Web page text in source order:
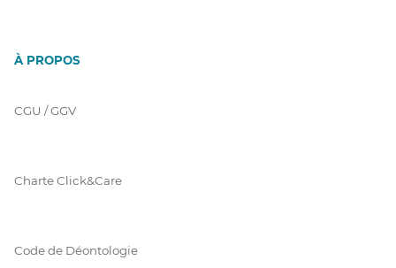
À PROPOS
CGU / GGV
Charte Click&Care
Code de Déontologie